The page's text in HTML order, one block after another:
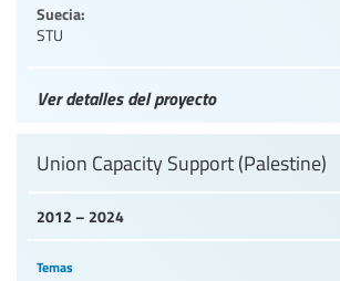
Suecia:
STU
Ver detalles del proyecto
2012 – 2024
Union Capacity Support (Palestine)
Temas